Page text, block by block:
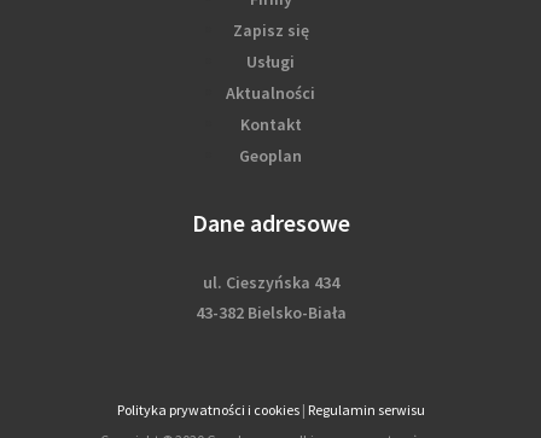
Zapisz się
Usługi
Aktualności
Kontakt
Geoplan
Dane adresowe
ul. Cieszyńska 434
43-382 Bielsko-Biała
Polityka prywatności i cookies| Regulamin serwisu